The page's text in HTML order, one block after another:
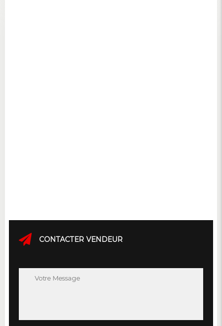
CONTACTER VENDEUR